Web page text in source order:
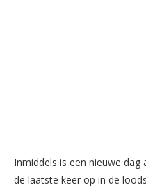
Inmiddels is een nieuwe
de laatste keer op in de